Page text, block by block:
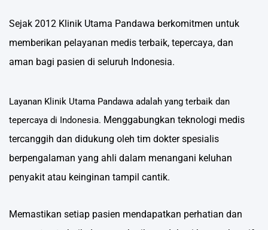
Sejak 2012 Klinik Utama Pandawa berkomitmen untuk
memberikan pelayanan medis terbaik, tepercaya, dan
aman bagi pasien di seluruh Indonesia.
Layanan Klinik Utama Pandawa adalah yang terbaik dan
tepercaya di Indonesia. Menggabungkan teknologi medis
tercanggih dan didukung oleh tim dokter spesialis
berpengalaman yang ahli dalam menangani keluhan
penyakit atau keinginan tampil cantik.
Memastikan setiap pasien mendapatkan perhatian dan